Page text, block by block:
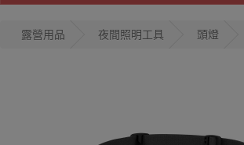
露營用品 夜間照明工具 頭燈